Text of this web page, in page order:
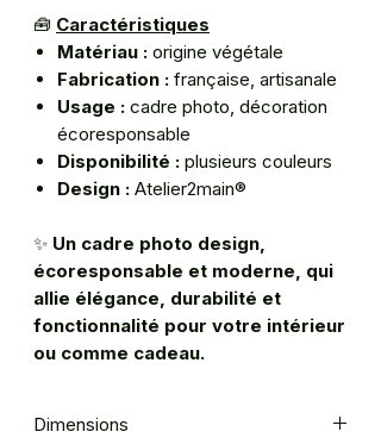
🧰 Caractéristiques
Matériau : origine végétale
Fabrication : française, artisanale
Usage : cadre photo, décoration
écoresponsable
Disponibilité : plusieurs couleurs
Design : Atelier2main®
✨ Un cadre photo design,
écoresponsable et moderne, qui
allie élégance, durabilité et
fonctionnalité pour votre intérieur
ou comme cadeau.
Dimensions